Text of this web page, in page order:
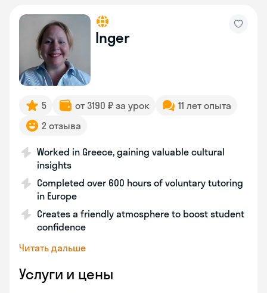
Inger
5 от 3190 ₽ за урок
11 лет опыта
2 отзыва
Worked in Greece, gaining valuable cultural
insights
Completed over 600 hours of voluntary tutoring
in Europe
Creates a friendly atmosphere to boost student
confidence
Читать дальше
Услуги и цены